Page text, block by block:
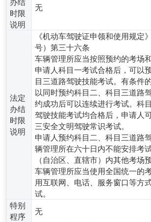
时限
说明
无
法定
办结
时限
说明
《机动车驾驶证申领和使用规定
号）第三十六条
车辆管理所应当按照预约的考场
申请人科目一考试合格后，可以
目三道路驾驶技能考试。有条件
以同时预约科目二、科目三道路
约成功后可以连续进行考试。科
驾驶技能考试均合格后，申请人
三安全文明驾驶常识考试。
申请人预约科目二、科目三道路
辆管理所在六十日内不能安排考
（自治区、直辖市）内其他考场
车辆管理所应当使用全国统一的
用互联网、电话、服务窗口等方
试。
特别
程序
无